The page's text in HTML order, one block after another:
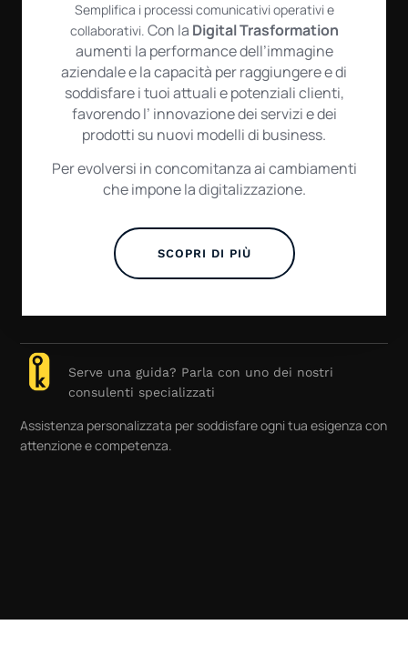
Semplifica i processi comunicativi operativi e
collaborativi. Con la Digital Trasformation
aumenti la performance dell’immagine
aziendale e la capacità per raggiungere e di
soddisfare i tuoi attuali e potenziali clienti,
favorendo l’ innovazione dei servizi e dei
prodotti su nuovi modelli di business.
Per evolversi in concomitanza ai cambiamenti
che impone la digitalizzazione.
SCOPRI DI PIÙ
Serve una guida? Parla con uno dei nostri
consulenti specializzati
Assistenza personalizzata per soddisfare ogni tua esigenza con
attenzione e competenza.